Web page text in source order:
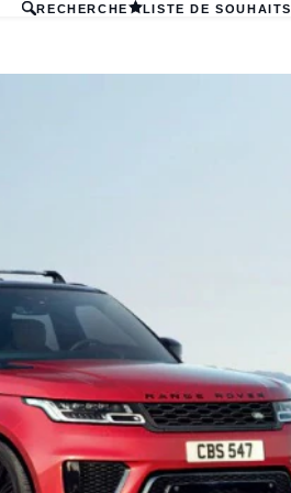
RECHERCHE LISTE DE SOUHAITS